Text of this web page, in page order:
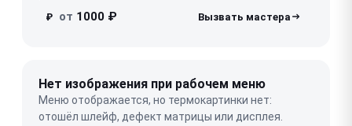
₽ от 1000 ₽
Нет изображения при рабочем меню
Меню отображается, но термокартинки нет:
отошёл шлейф, дефект матрицы или дисплея.